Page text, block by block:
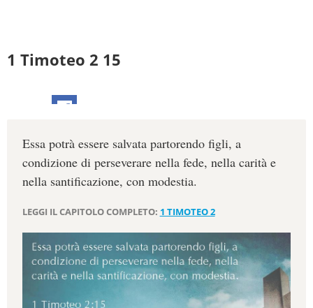
1 Timoteo 2 15
Essa potrà essere salvata partorendo figli, a
condizione di perseverare nella fede, nella carità e
nella santificazione, con modestia.
LEGGI IL CAPITOLO COMPLETO: 1 TIMOTEO 2